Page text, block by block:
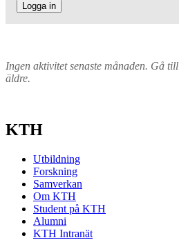
Logga in
Ingen aktivitet senaste månaden. Gå till
äldre.
KTH
Utbildning
Forskning
Samverkan
Om KTH
Student på KTH
Alumni
KTH Intranät